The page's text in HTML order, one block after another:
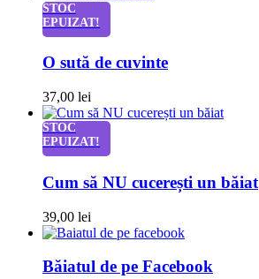
STOC
EPUIZAT!
O sută de cuvinte
37,00 lei
STOC
EPUIZAT!
Cum să NU cucerești un băiat
39,00 lei
Băiatul de pe Facebook